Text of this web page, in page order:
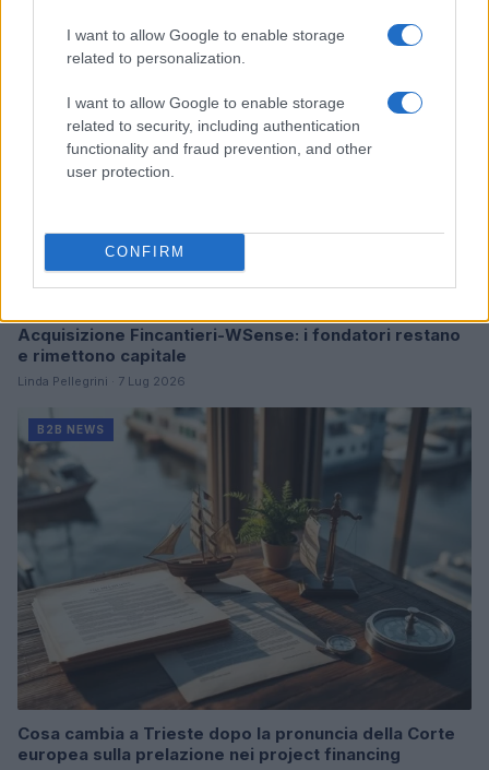
I want to allow Google to enable storage
related to personalization.
I want to allow Google to enable storage
related to security, including authentication
functionality and fraud prevention, and other
user protection.
CONFIRM
B2B NEWS
Acquisizione Fincantieri-WSense: i fondatori restano
e rimettono capitale
Linda Pellegrini · 7 Lug 2026
B2B NEWS
Cosa cambia a Trieste dopo la pronuncia della Corte
europea sulla prelazione nei project financing